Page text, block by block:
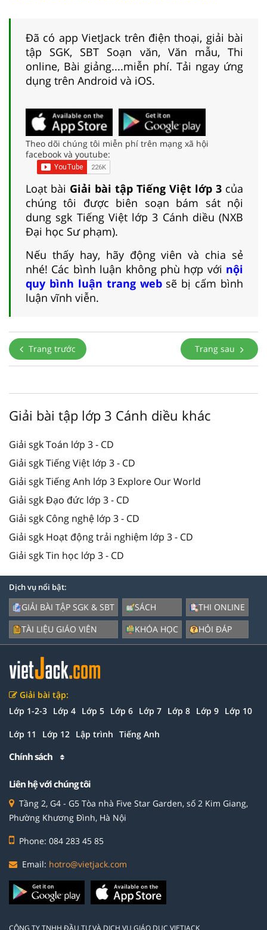
Đã có app VietJack trên điện thoại, giải bài
tập SGK, SBT Soạn văn, Văn mẫu, Thi
online, Bài giảng....miễn phí. Tải ngay ứng
dụng trên Android và iOS.
Theo dõi chúng tôi miễn phí trên mạng xã hội
facebook và youtube:
Loạt bài Giải bài tập Tiếng Việt lớp 3 của
chúng tôi được biên soạn bám sát nội
dung sgk Tiếng Việt lớp 3 Cánh diều (NXB
Đại học Sư phạm).
Nếu thấy hay, hãy động viên và chia sẻ
nhé! Các bình luận không phù hợp với nội
quy bình luận trang websẽ bị cấm bình
luận vĩnh viễn.
Trang trước Trang sau
Giải bài tập lớp 3 Cánh diều khác
Giải sgk Toán lớp 3 - CD
Giải sgk Tiếng Việt lớp 3 - CD
Giải sgk Tiếng Anh lớp 3 Explore Our World
Giải sgk Đạo đức lớp 3 - CD
Giải sgk Công nghệ lớp 3 - CD
Giải sgk Hoạt động trải nghiệm lớp 3 - CD
Giải sgk Tin học lớp 3 - CD
Dịch vụ nổi bật:
GIẢI BÀI TẬP SGK & SBT
TÀI LIỆU GIÁO VIÊN
SÁCH
KHÓA HỌC
THI ONLINE
HỎI ĐÁP
Giải bài tập:
Lớp 1-2-3 Lớp 4 Lớp 5 Lớp 6 Lớp 7 Lớp 8 Lớp 9 Lớp 10
Lớp 11 Lớp 12 Lập trình Tiếng Anh
Chính sách
Liên hệ với chúng tôi
Tầng 2, G4 - G5 Tòa nhà Five Star Garden, số 2 Kim Giang,
Phường Khương Đình, Hà Nội
Phone: 084 283 45 85
Email: hotro@vietjack.com